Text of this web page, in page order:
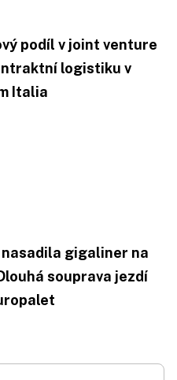
podíl v joint venture
logistiku v
Italia
gigaliner na
souprava jezdí